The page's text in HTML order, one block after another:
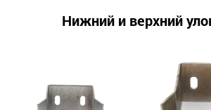
Нижний и верхний